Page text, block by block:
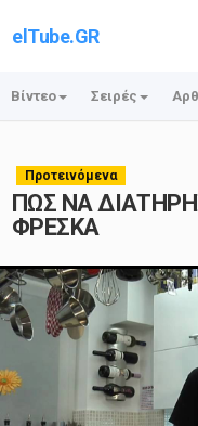
elTube.GR
Βίντεο Σειρές
Προτεινόμενα
ΠΩΣ ΝΑ
ΦΡΕΣΚΑ